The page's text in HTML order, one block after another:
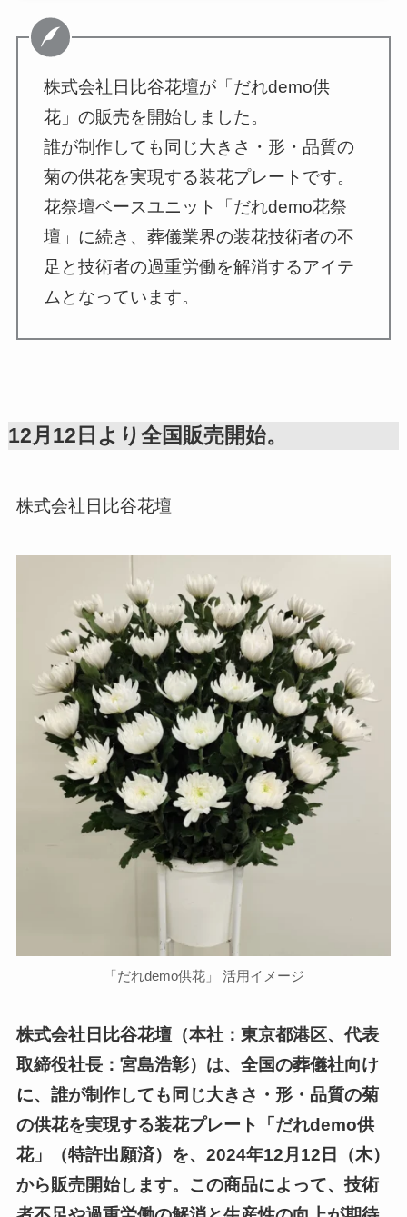
株式会社日比谷花壇が「だれdemo供
花」の販売を開始しました。
誰が制作しても同じ大きさ・形・品質の
菊の供花を実現する装花プレートです。
花祭壇ベースユニット「だれdemo花祭
壇」に続き、葬儀業界の装花技術者の不
足と技術者の過重労働を解消するアイテ
ムとなっています。
12月12日より全国販売開始。
株式会社日比谷花壇
「だれdemo供花」 活用イメージ
株式会社日比谷花壇（本社：東京都港区、代表
取締役社長：宮島浩彰）は、全国の葬儀社向け
に、誰が制作しても同じ大きさ・形・品質の菊
の供花を実現する装花プレート「だれdemo供
花」（特許出願済）を、2024年12月12日（木）
から販売開始します。この商品によって、技術